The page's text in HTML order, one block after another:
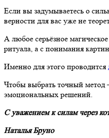
Если вы задумываетесь о
верности для вас уже не
А любое серьёзное
ритуала, а с понимания
Именно для этого проводится
Чтобы выбрать точный
эмоциональных решений.
С уважением к силам через
Наталья Бруно